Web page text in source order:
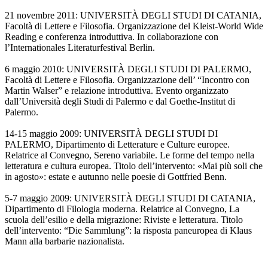
21 novembre 2011: UNIVERSITÀ DEGLI STUDI DI CATANIA,
Facoltà di Lettere e Filosofia. Organizzazione del Kleist-World Wide
Reading e conferenza introduttiva. In collaborazione con
l’Internationales Literaturfestival Berlin.
6 maggio 2010: UNIVERSITÀ DEGLI STUDI DI PALERMO,
Facoltà di Lettere e Filosofia. Organizzazione dell’ “Incontro con
Martin Walser” e relazione introduttiva. Evento organizzato
dall’Università degli Studi di Palermo e dal Goethe-Institut di
Palermo.
14-15 maggio 2009: UNIVERSITÀ DEGLI STUDI DI
PALERMO, Dipartimento di Letterature e Culture europee.
Relatrice al Convegno, Sereno variabile. Le forme del tempo nella
letteratura e cultura europea. Titolo dell’intervento: «Mai più soli che
in agosto»: estate e autunno nelle poesie di Gottfried Benn.
5-7 maggio 2009: UNIVERSITÀ DEGLI STUDI DI CATANIA,
Dipartimento di Filologia moderna. Relatrice al Convegno, La
scuola dell’esilio e della migrazione: Riviste e letteratura. Titolo
dell’intervento: “Die Sammlung”: la risposta paneuropea di Klaus
Mann alla barbarie nazionalista.